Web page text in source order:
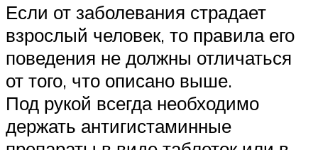
Если от заболевания страдает
взрослый человек, то правила его
поведения не должны отличаться
от того, что описано выше.
Под рукой всегда необходимо
держать антигистаминные